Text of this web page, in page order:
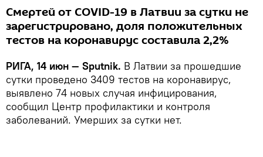
Смертей от COVID-19 в Латвии за сутки не
зарегистрировано, доля положительных
тестов на коронавирус составила 2,2%
РИГА, 14 июн — Sputnik. В Латвии за прошедшие
сутки проведено 3409 тестов на коронавирус,
выявлено 74 новых случая инфицирования,
сообщил Центр профилактики и контроля
заболеваний. Умерших за сутки нет.